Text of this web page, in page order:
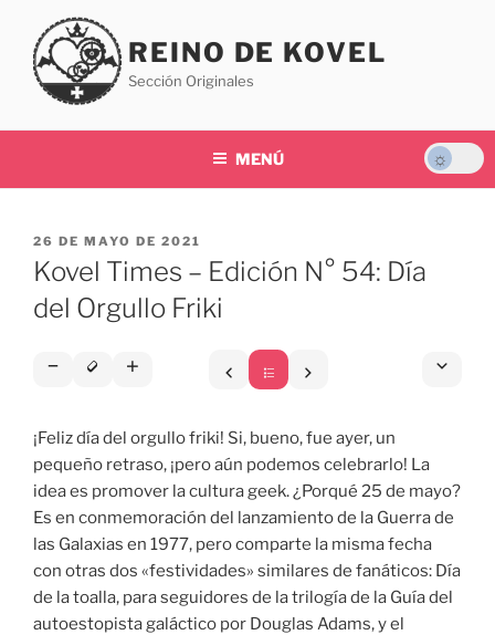
contenido
REINO DE KOVEL
Sección Originales
MENÚ
PUBLICADO
EL
26 DE MAYO DE 2021
Kovel Times – Edición N° 54: Día
del Orgullo Friki
¡Feliz día del orgullo friki! Si, bueno, fue ayer, un
pequeño retraso, ¡pero aún podemos celebrarlo! La
idea es promover la cultura geek. ¿Porqué 25 de mayo?
Es en conmemoración del lanzamiento de la Guerra de
las Galaxias en 1977, pero comparte la misma fecha
con otras dos «festividades» similares de fanáticos: Día
de la toalla, para seguidores de la trilogía de la Guía del
autoestopista galáctico por Douglas Adams, y el